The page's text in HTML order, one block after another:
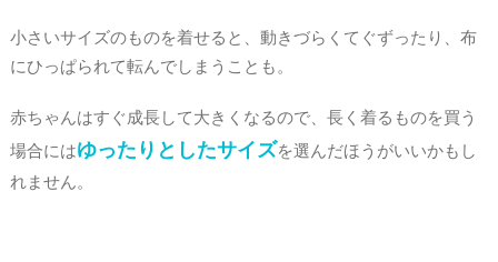
小さいサイズのものを着せると、動きづらくてぐずったり、布
にひっぱられて転んでしまうことも。
赤ちゃんはすぐ成長して大きくなるので、長く着るものを買う
場合にはゆったりとしたサイズを選んだほうがいいかもし
れません。